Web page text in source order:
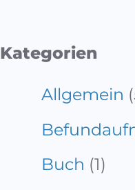
Kategorien
Allgemein
Buch (1)